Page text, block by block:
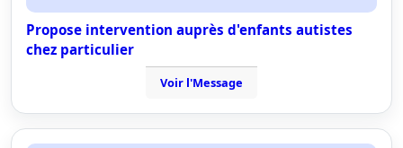
Propose intervention auprès d'enfants autistes
chez particulier
Voir l'Message